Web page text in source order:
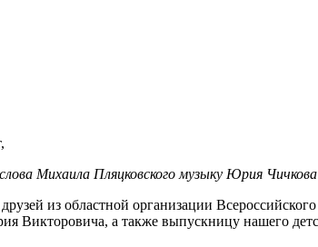
слова Михаила Пляцковского музыку Юрия
из областной организации
а также выпускницу нашего